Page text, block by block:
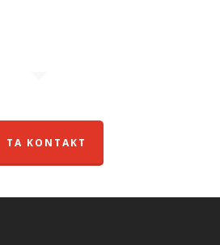
TA KONTAKT